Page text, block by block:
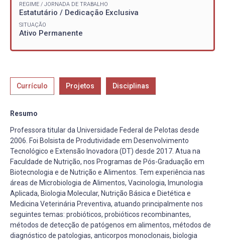
REGIME / JORNADA DE TRABALHO
Estatutário / Dedicação Exclusiva
SITUAÇÃO
Ativo Permanente
Currículo Projetos Disciplinas
Resumo
Professora titular da Universidade Federal de Pelotas desde
2006. Foi Bolsista de Produtividade em Desenvolvimento
Tecnológico e Extensão Inovadora (DT) desde 2017. Atua na
Faculdade de Nutrição, nos Programas de Pós-Graduação em
Biotecnologia e de Nutrição e Alimentos. Tem experiência nas
áreas de Microbiologia de Alimentos, Vacinologia, Imunologia
Aplicada, Biologia Molecular, Nutrição Básica e Dietética e
Medicina Veterinária Preventiva, atuando principalmente nos
seguintes temas: probióticos, probióticos recombinantes,
métodos de detecção de patógenos em alimentos, métodos de
diagnóstico de patologias, anticorpos monoclonais, biologia